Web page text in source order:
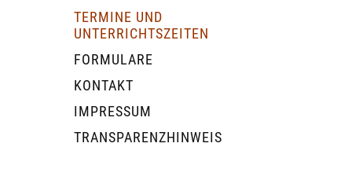
TERMINE UND
UNTERRICHTSZEITEN
FORMULARE
KONTAKT
IMPRESSUM
TRANSPARENZHINWEIS